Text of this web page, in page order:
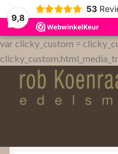
9,8
53
var clicky_custom =
Home